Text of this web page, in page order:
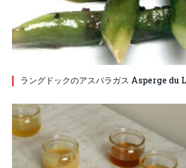
ラングドックのアスパラガス Asperge du